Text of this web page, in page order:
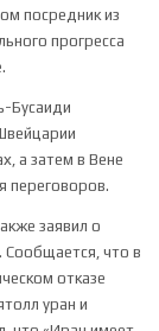
посредник из
прогресса
Бусаиди
а затем в Вене
переговоров.
заявил о
Сообщается, что в
отказе
уран и